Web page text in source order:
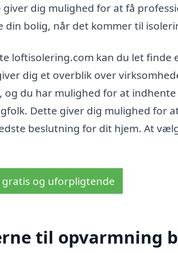
giver dig mulighed for at få
din bolig, når det kommer til
loftisolering.com kan du let finde
dig et overblik over
og du har mulighed for at
Dette giver dig mulighed for
beslutning for dit hjem. At
gratis og uforpligtende
til opvarmning